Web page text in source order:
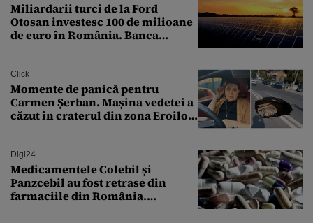
Miliardarii turci de la Ford
Otosan investesc 100 de milioane
de euro în România. Banca
Click
Momente de panică pentru
Carmen Șerban. Mașina vedetei a
căzut în craterul din zona Eroilor:
Digi24
Medicamentele Colebil și
Panzcebil au fost retrase din
farmaciile din România.